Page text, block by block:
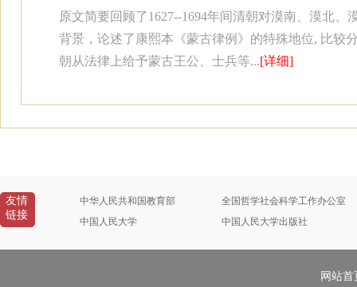
原文简要回顾了1627--1694年间清朝对漠南、漠北
背景，论述了康熙本《蒙古律例》的特殊地位, 比较
朝从法律上给予蒙古王公、士兵等...[详细]
友情
链接
中华人民共和国教育部
全国哲学社会科学工作办公室
中国人民大学
中国人民大学出版社
网站首